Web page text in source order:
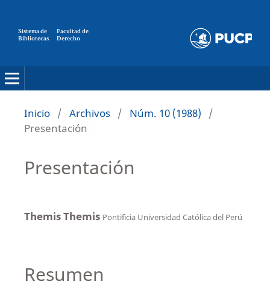
Sistema de
Bibliotecas
Facultad de
Derecho
Inicio / Archivos / Núm. 10 (1988)
/
Presentación
Presentación
Themis Themis Pontificia Universidad Católica del Perú
Resumen